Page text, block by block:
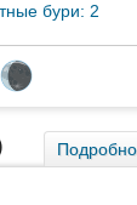
бури: 2
Подробно